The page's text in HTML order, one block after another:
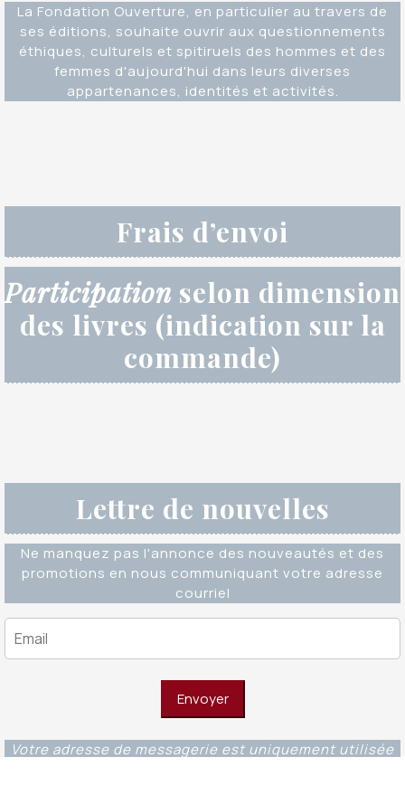
La Fondation Ouverture, en particulier au travers de
ses éditions, souhaite ouvrir aux questionnements
éthiques, culturels et spitiruels des hommes et des
femmes d'aujourd'hui dans leurs diverses
appartenances, identités et activités.
Frais d’envoi
Participation selon dimension
des livres (indication sur la
commande)
Lettre de nouvelles
Ne manquez pas l'annonce des nouveautés et des
promotions en nous communiquant votre adresse
courriel
Votre adresse de messagerie est uniquement utilisée